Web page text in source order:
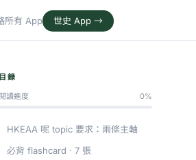
所有 App 世史 App →
目錄
閱讀進度
0%
HKEAA 呢 topic 要求：兩條主軸
必背 flashcard · 7 張